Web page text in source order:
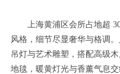
上海黄浦区会所占地超
风格，细节尽显奢华与格调
吊灯与艺术雕塑，搭配高级
地毯，暖黄灯光与香薰气息